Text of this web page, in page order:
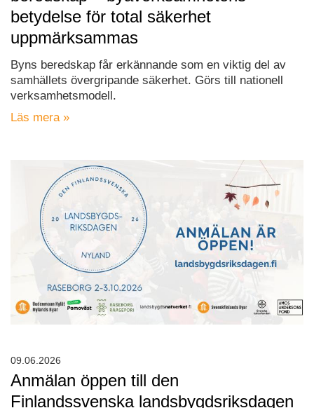
betydelse för total säkerhet
uppmärksammas
Byns beredskap får erkännande som en viktig del av
samhällets övergripande säkerhet. Görs till nationell
verksamhetsmodell.
Läs mera »
Anmälan öppen till den
Finlandssvenska landsbygdsriksdagen
09.06.2026